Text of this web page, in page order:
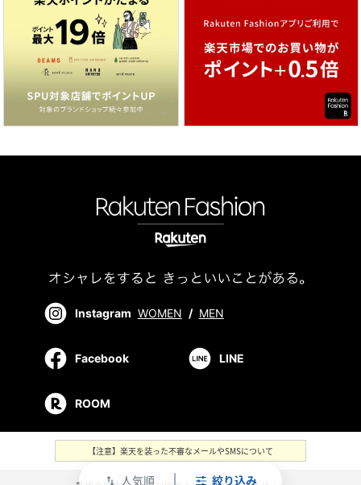
swap_vert 人気順 絞り込み
Instagram WOMEN / MEN
Facebook LINE
ROOM
【注意】楽天を装った不審なメールやSMSについて